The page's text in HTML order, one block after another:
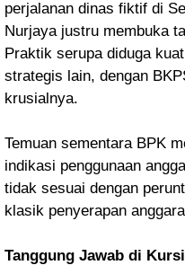
perjalanan dinas fiktif di
Nurjaya justru membuka
Praktik serupa diduga
strategis lain, dengan
krusialnya.
Temuan sementara BPK
indikasi penggunaan
tidak sesuai dengan
klasik penyerapan
Tanggung Jawab di